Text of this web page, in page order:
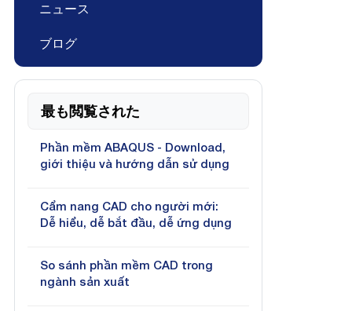
ニュース
ブログ
最も閲覧された
Phần mềm ABAQUS - Download,
giới thiệu và hướng dẫn sử dụng
Cẩm nang CAD cho người mới:
Dễ hiểu, dễ bắt đầu, dễ ứng dụng
So sánh phần mềm CAD trong
ngành sản xuất